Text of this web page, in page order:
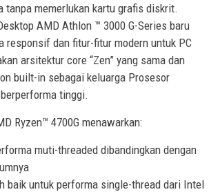
tanpa memerlukan kartu grafis diskrit.
AMD Athlon ™ 3000 G-Series baru
responsif dan fitur-fitur modern untuk PC
arsitektur core “Zen” yang sama dan
built-in sebagai keluarga Prosesor
tinggi.
Ryzen™ 4700G menawarkan:
muti-threaded dibandingkan dengan
baik untuk performa single-thread dari Intel